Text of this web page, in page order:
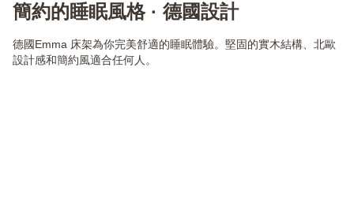
簡約的睡眠風格 · 德國設計
德國Emma 床架為你完美舒適的睡眠體驗。堅固的實木結構、北歐
設計感和簡約風適合任何人。